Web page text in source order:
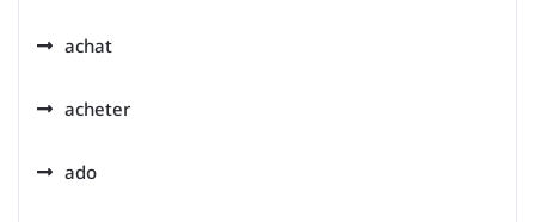
achat
acheter
ado